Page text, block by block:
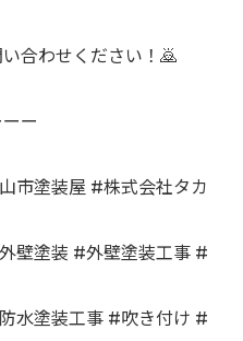
合わせください！🙇
ー
市塗装屋 #株式会社タカ
壁塗装 #外壁塗装工事 #
水塗装工事 #吹き付け #